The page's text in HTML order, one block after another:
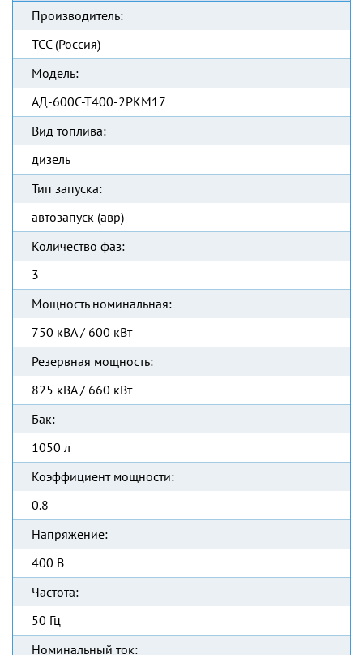
Производитель:
ТСС (Россия)
Модель:
АД-600С-Т400-2РКМ17
Вид топлива:
дизель
Тип запуска:
автозапуск (авр)
Количество фаз:
3
Мощность номинальная:
750 кВА / 600 кВт
Резервная мощность:
825 кВА / 660 кВт
Бак:
1050 л
Коэффициент мощности:
0.8
Напряжение:
400 В
Частота:
50 Гц
Номинальный ток: